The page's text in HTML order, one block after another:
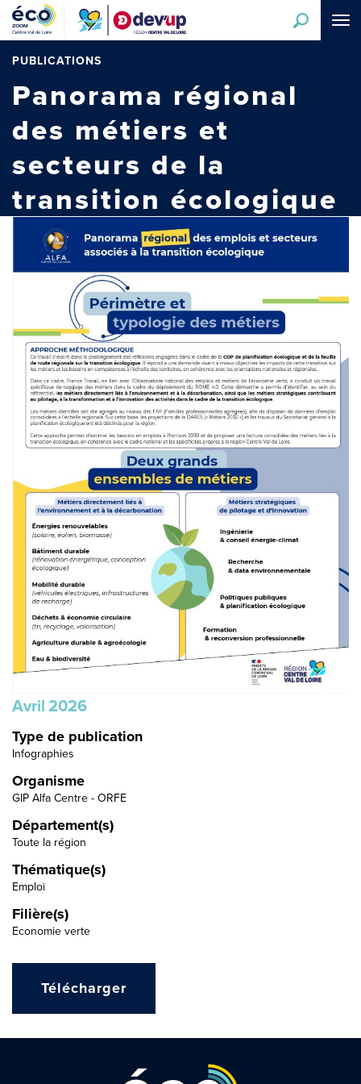
Aller
contenu
principal
PUBLICATIONS
Panorama régional
des métiers et
secteurs de la
transition écologique
Avril 2026
Type de publication
Infographies
Organisme
GIP Alfa Centre - ORFE
Département(s)
Toute la région
Thématique(s)
Emploi
Filière(s)
Economie verte
Télécharger